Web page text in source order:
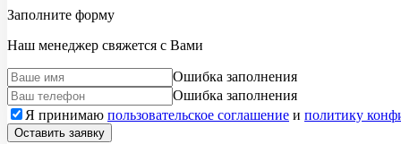
Заполните форму
Наш менеджер свяжется с Вами
Ошибка заполнения
Ошибка заполнения
Я принимаю пользовательское соглашение и политику
Оставить заявку